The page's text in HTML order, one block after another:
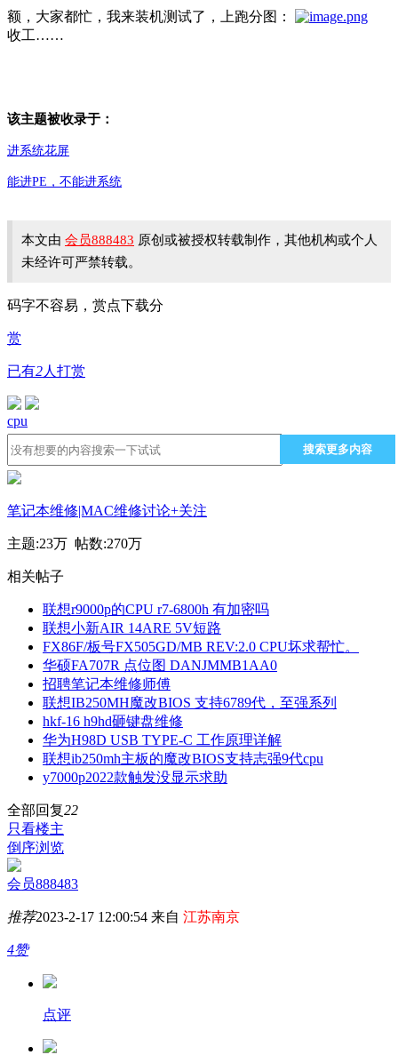
额，大家都忙，我来装机测试了，上跑分图：
收工……
该主题被收录于：
进系统花屏
能进PE，不能进系统
本文由 会员888483 原创或被授权转载制作，其他机构或个人
未经许可严禁转载。
码字不容易，赏点下载分
赏
已有2人打赏
cpu
搜索更多内容
笔记本维修|MAC维修讨论+关注
主题:23万 帖数:270万
相关帖子
联想r9000p的CPU r7-6800h 有加密吗
联想小新AIR 14ARE 5V短路
FX86F/板号FX505GD/MB REV:2.0 CPU坏求帮忙。
华硕FA707R 点位图 DANJMMB1AA0
招聘笔记本维修师傅
联想IB250MH魔改BIOS 支持6789代，至强系列
hkf-16 h9hd砸键盘维修
华为H98D USB TYPE-C 工作原理详解
联想ib250mh主板的魔改BIOS支持志强9代cpu
y7000p2022款触发没显示求助
全部回复22
只看楼主
倒序浏览
会员888483
推荐2023-2-17 12:00:54 来自 江苏南京
4赞
点评